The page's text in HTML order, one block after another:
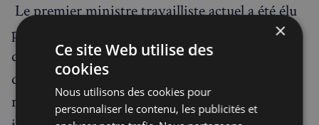
Le premier ministre travailliste actuel a été élu
par une majorité de “pro-brexiters” (en faveur
de quitter l’Europe). On peut légitimement se
demander si ces électeurs ont voté pour
répondre à la question précise de l’Europe ou si
×
Ce site Web utilise des
cookies
Nous utilisons des cookies pour
personnaliser le contenu, les publicités et